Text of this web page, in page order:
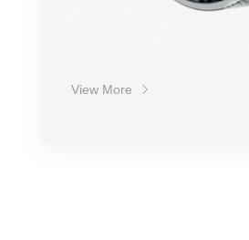
View More